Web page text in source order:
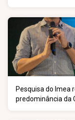
Pesquisa do Imea
predominância da